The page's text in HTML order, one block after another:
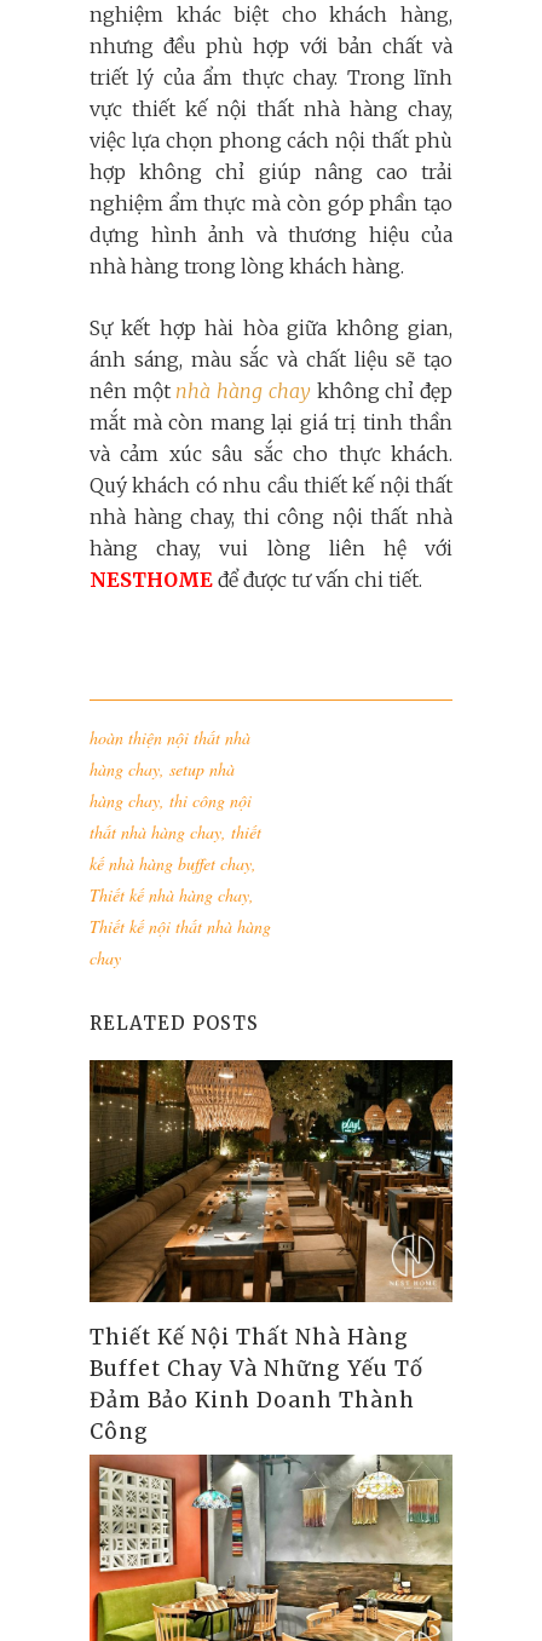
nghiệm khác biệt cho khách hàng,
nhưng đều phù hợp với bản chất và
triết lý của ẩm thực chay. Trong lĩnh
vực thiết kế nội thất nhà hàng chay,
việc lựa chọn phong cách nội thất phù
hợp không chỉ giúp nâng cao trải
nghiệm ẩm thực mà còn góp phần tạo
dựng hình ảnh và thương hiệu của
nhà hàng trong lòng khách hàng.
Sự kết hợp hài hòa giữa không gian,
ánh sáng, màu sắc và chất liệu sẽ tạo
nên một nhà hàng chaykhông chỉ đẹp
mắt mà còn mang lại giá trị tinh thần
và cảm xúc sâu sắc cho thực khách.
Quý khách có nhu cầu thiết kế nội thất
nhà hàng chay, thi công nội thất nhà
hàng chay, vui lòng liên hệ với
NESTHOME để được tư vấn chi tiết.
hoàn thiện nội thất nhà
hàng chay setup nhà
hàng chay thi công nội
thất nhà hàng chay thiết
kế nhà hàng buffet chay
Thiết kế nhà hàng chay
Thiết kế nội thất nhà hàng
chay
RELATED POSTS
Thiết Kế Nội Thất Nhà Hàng
Buffet Chay Và Những Yếu Tố
Đảm Bảo Kinh Doanh Thành
Công